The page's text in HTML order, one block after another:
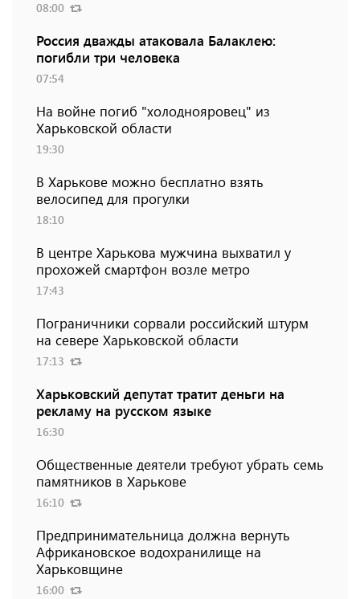
08:00
Россия дважды атаковала Балаклею:
погибли три человека
07:54
На войне погиб "холоднояровец" из
Харьковской области
19:30
В Харькове можно бесплатно взять
велосипед для прогулки
18:10
В центре Харькова мужчина выхватил у
прохожей смартфон возле метро
17:43
Пограничники сорвали российский штурм
на севере Харьковской области
17:13
Харьковский депутат тратит деньги на
рекламу на русском языке
16:30
Общественные деятели требуют убрать семь
памятников в Харькове
16:10
Предпринимательница должна вернуть
Африкановское водохранилище на
Харьковщине
16:00